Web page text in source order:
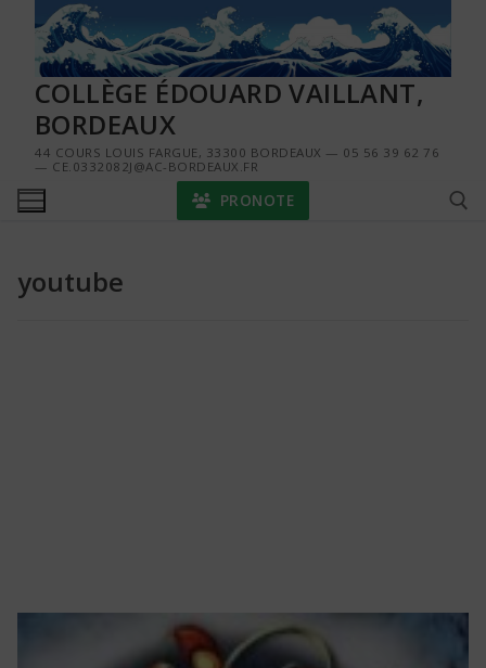
contenu
COLLÈGE ÉDOUARD VAILLANT,
BORDEAUX
44 COURS LOUIS FARGUE, 33300 BORDEAUX — 05 56 39 62 76
— CE.0332082J@AC-BORDEAUX.FR
PRONOTE
youtube